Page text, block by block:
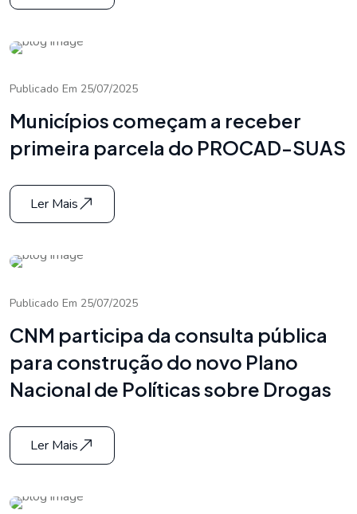
Publicado Em 25/07/2025
Municípios começam a receber
primeira parcela do PROCAD-SUAS
Ler Mais
Publicado Em 25/07/2025
CNM participa da consulta pública
para construção do novo Plano
Nacional de Políticas sobre Drogas
Ler Mais